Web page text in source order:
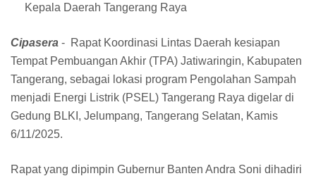
Kepala Daerah Tangerang Raya
Cipasera - Rapat Koordinasi Lintas Daerah kesiapan
Tempat Pembuangan Akhir (TPA) Jatiwaringin, Kabupaten
Tangerang, sebagai lokasi program Pengolahan Sampah
menjadi Energi Listrik (PSEL) Tangerang Raya digelar di
Gedung BLKI, Jelumpang, Tangerang Selatan, Kamis
6/11/2025.
Rapat yang dipimpin Gubernur Banten Andra Soni dihadiri